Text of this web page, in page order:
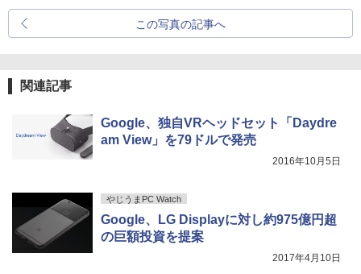
この写真の記事へ
関連記事
Google、独自VRヘッドセット「Daydre
am View」を79ドルで発売
2016年10月5日
やじうまPC Watch
Google、LG Displayに対し約975億円超
の巨額投資を提案
2017年4月10日